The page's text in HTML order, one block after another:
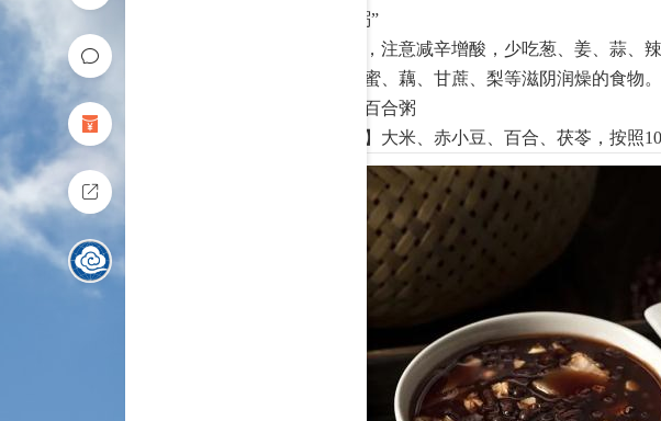
喝“一粥”
饮食上，注意减辛增酸，少吃葱、姜、蒜、
耳、蜂蜜、藕、甘蔗、梨等滋阴润燥的食物。
赤小豆百合粥
【做法】大米、赤小豆、百合、茯苓，按照